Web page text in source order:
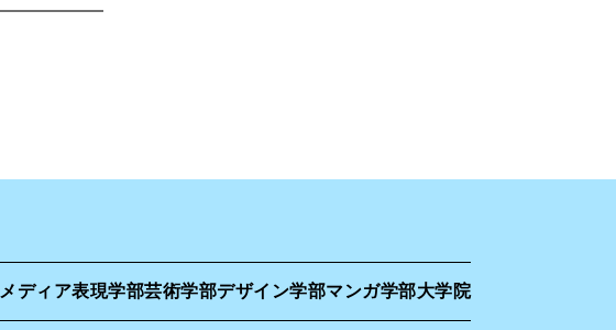
メディア表現学部芸術学部デザイン学部マンガ学部大学院